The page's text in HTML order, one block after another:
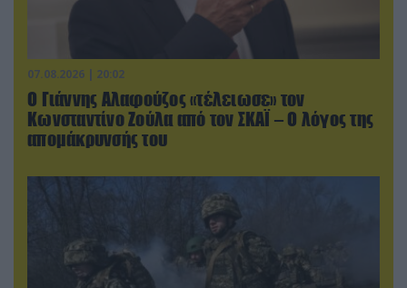
07.08.2026 | 20:02
Ο Γιάννης Αλαφούζος «τέλειωσε» τον
Κωνσταντίνο Ζούλα από τον ΣΚΑΪ – Ο λόγος της
απομάκρυνσής του